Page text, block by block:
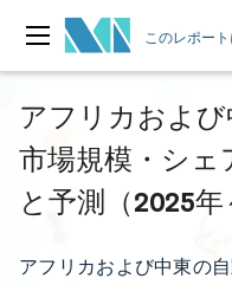
このレポー
アフリカおよび
市場規模・シェ
と予測（2025年
アフリカおよび中東の